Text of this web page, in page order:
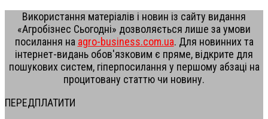
Використання матеріалів і новин із сайту видання
«Агробізнес Сьогодні» дозволяється лише за умови
посилання на agro-business.com.ua. Для новинних та
інтернет-видань обов'язковим є пряме, відкрите для
пошукових систем, гіперпосилання у першому абзаці на
процитовану статтю чи новину.
ПЕРЕДПЛАТИТИ